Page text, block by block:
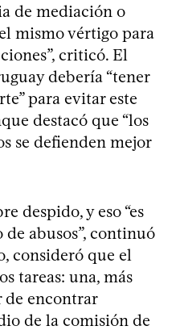
de mediación o
mismo vértigo para
criticó. El
debería “tener
para evitar este
destacó que “los
se defienden mejor
despido, y eso “es
abusos”, continuó
consideró que el
tareas: una, más
de encontrar
de la comisión de